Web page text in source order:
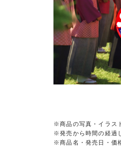
※商品の写真・イラス
※発売から時間の経過
※商品名・発売日・価